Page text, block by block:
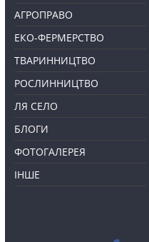
АГРОПРАВО
ЕКО-ФЕРМЕРСТВО
ТВАРИННИЦТВО
РОСЛИННИЦТВО
ЛЯ СЕЛО
БЛОГИ
ФОТОГАЛЕРЕЯ
ІНШЕ